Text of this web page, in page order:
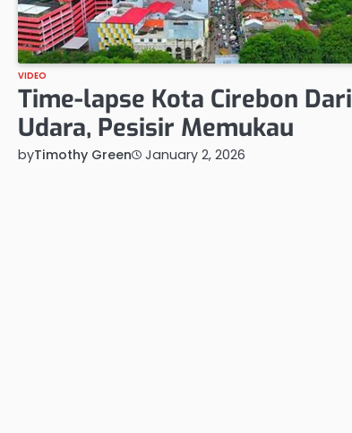
VIDEO
Time-lapse Kota Cirebon Dari
Udara, Pesisir Memukau
byTimothy Green January 2, 2026